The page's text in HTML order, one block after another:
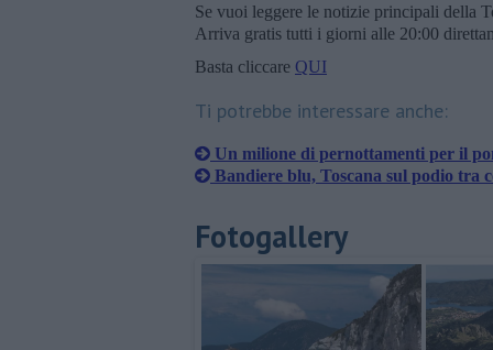
Se vuoi leggere le notizie principali della
Arriva gratis tutti i giorni alle 20:00
Basta cliccare QUI
Ti potrebbe interessare anche:
Un milione di pernottamenti per il
Bandiere blu, Toscana sul podio tra
Fotogallery